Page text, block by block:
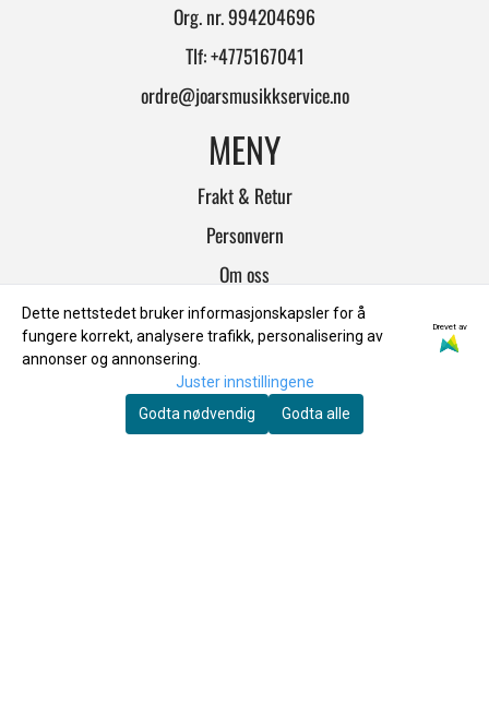
Org. nr. 994204696
Tlf:+4775167041
ordre@joarsmusikkservice.no
MENY
Frakt & Retur
Personvern
Om oss
Salgsbetingelser
INFO
Frakt & Retur
Dette nettstedet bruker informasjonskapsler for å
fungere korrekt, analysere trafikk, personalisering av
annonser og annonsering.
Drevet av
Juster innstillingene
Godta nødvendig
Godta alle